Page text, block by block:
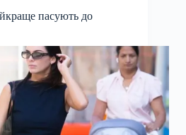
пасують до